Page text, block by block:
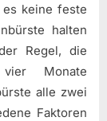
keine feste
halten
Regel, die
Monate
alle zwei
Faktoren